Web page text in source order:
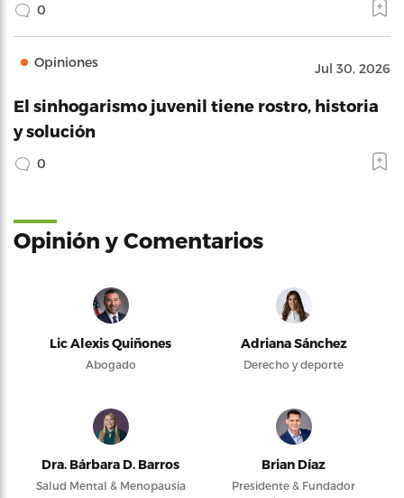
0
Opiniones Jul 30, 2026
El sinhogarismo juvenil tiene rostro, historia
y solución
0
Opinión y Comentarios
Lic Alexis Quiñones
Abogado
Adriana Sánchez
Derecho y deporte
Dra. Bárbara D. Barros
Salud Mental & Menopausia
Brian Díaz
Presidente & Fundador